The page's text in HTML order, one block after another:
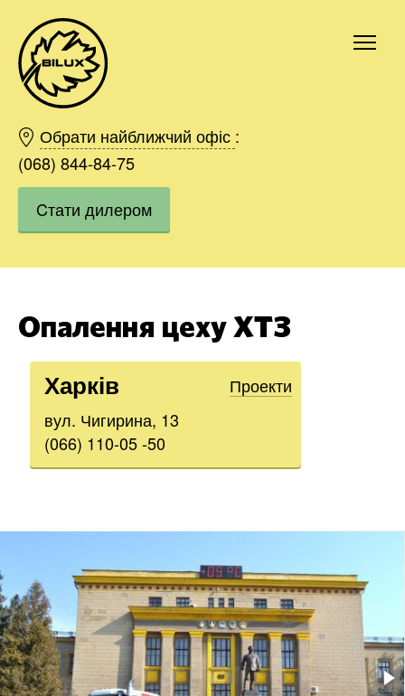
Обрати найближчий офіс :
(068) 844-84-75
Cтати дилером
Опалення цеху ХТЗ
Харків
Проекти
вул. Чигирина, 13
(066) 110-05 -50
Київ
Харків
Одесса
Дніпро
Івано-Франківськ
Вінниця
Область
Замовити